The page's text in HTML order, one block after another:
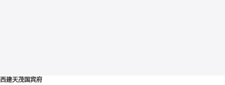
西建天茂国宾府